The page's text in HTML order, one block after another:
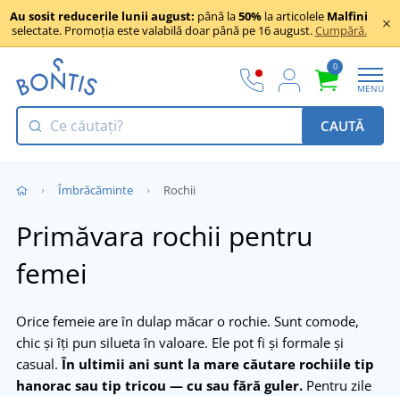
Au sosit reducerile lunii august: până la50% la articolele Malfini
selectate. Promoția este valabilă doar până pe 16 august.Cumpără.
0
MENU
CAUTĂ
Îmbrăcăminte Rochii
Primăvara rochii pentru
femei
Orice femeie are în dulap măcar o rochie. Sunt comode,
chic și îți pun silueta în valoare. Ele pot fi și formale și
casual.În ultimii ani sunt la mare căutare rochiile tip
hanorac sau tip tricou — cu sau fără guler. Pentru zile